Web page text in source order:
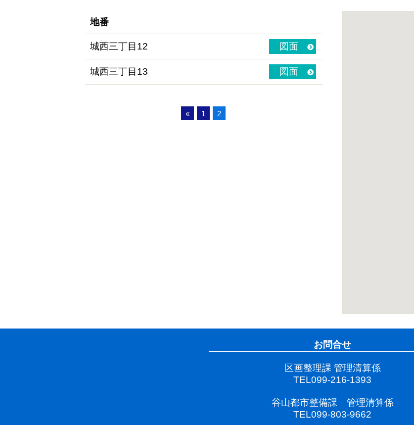
地番
城西三丁目12 図面
城西三丁目13 図面
« 1 2
お問合せ
区画整理課 管理清算係
TEL099-216-1393
谷山都市整備課 管理清算係
TEL099-803-9662